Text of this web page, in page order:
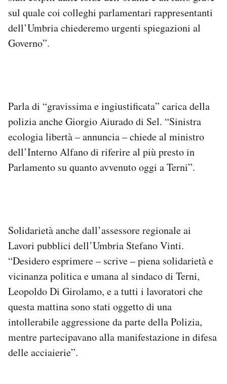
sul quale coi colleghi parlamentari rappresentanti
dell’Umbria chiederemo urgenti spiegazioni al
Governo”.
Parla di “gravissima e ingiustificata” carica della
polizia anche Giorgio Aiurado di Sel. “Sinistra
ecologia libertà – annuncia – chiede al ministro
dell’Interno Alfano di riferire al più presto in
Parlamento su quanto avvenuto oggi a Terni”.
Solidarietà anche dall’assessore regionale ai
Lavori pubblici dell’Umbria Stefano Vinti.
“Desidero esprimere – scrive – piena solidarietà e
vicinanza politica e umana al sindaco di Terni,
Leopoldo Di Girolamo, e a tutti i lavoratori che
questa mattina sono stati oggetto di una
intollerabile aggressione da parte della Polizia,
mentre partecipavano alla manifestazione in difesa
delle acciaierie”.